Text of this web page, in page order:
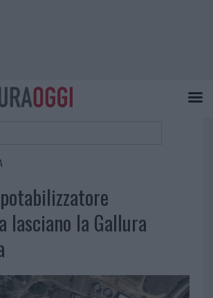
lasciano la Gallura